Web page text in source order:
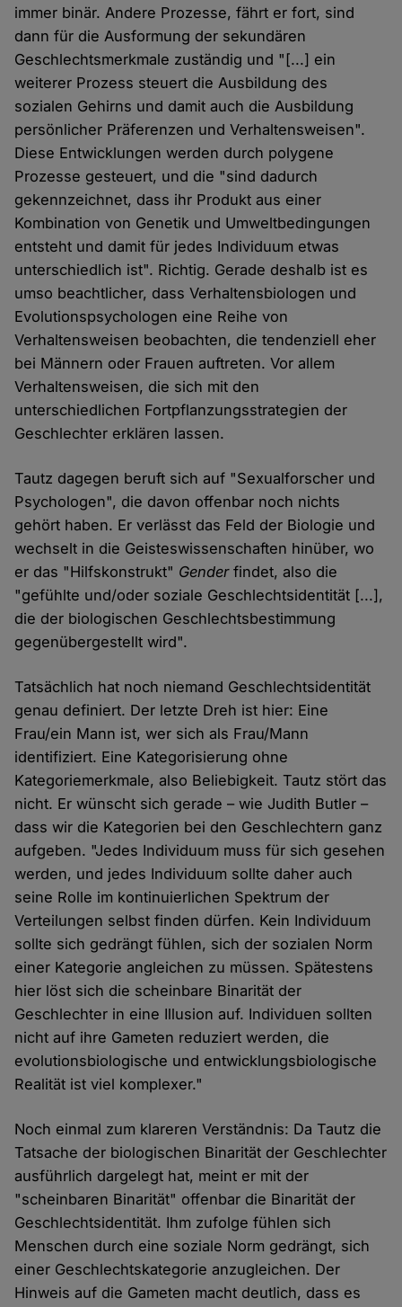
immer binär. Andere Prozesse, fährt er fort, sind
dann für die Ausformung der sekundären
Geschlechtsmerkmale zuständig und "[...] ein
weiterer Prozess steuert die Ausbildung des
sozialen Gehirns und damit auch die Ausbildung
persönlicher Präferenzen und Verhaltensweisen".
Diese Entwicklungen werden durch polygene
Prozesse gesteuert, und die "sind dadurch
gekennzeichnet, dass ihr Produkt aus einer
Kombination von Genetik und Umweltbedingungen
entsteht und damit für jedes Individuum etwas
unterschiedlich ist". Richtig. Gerade deshalb ist es
umso beachtlicher, dass Verhaltensbiologen und
Evolutionspsychologen eine Reihe von
Verhaltensweisen beobachten, die tendenziell eher
bei Männern oder Frauen auftreten. Vor allem
Verhaltensweisen, die sich mit den
unterschiedlichen Fortpflanzungsstrategien der
Geschlechter erklären lassen.
Tautz dagegen beruft sich auf "Sexualforscher und
Psychologen", die davon offenbar noch nichts
gehört haben. Er verlässt das Feld der Biologie und
wechselt in die Geisteswissenschaften hinüber, wo
er das "Hilfskonstrukt" Genderfindet, also die
"gefühlte und/oder soziale Geschlechtsidentität [...],
die der biologischen Geschlechtsbestimmung
gegenübergestellt wird".
Tatsächlich hat noch niemand Geschlechtsidentität
genau definiert. Der letzte Dreh ist hier: Eine
Frau/ein Mann ist, wer sich als Frau/Mann
identifiziert. Eine Kategorisierung ohne
Kategoriemerkmale, also Beliebigkeit. Tautz stört das
nicht. Er wünscht sich gerade – wie Judith Butler –
dass wir die Kategorien bei den Geschlechtern ganz
aufgeben. "Jedes Individuum muss für sich gesehen
werden, und jedes Individuum sollte daher auch
seine Rolle im kontinuierlichen Spektrum der
Verteilungen selbst finden dürfen. Kein Individuum
sollte sich gedrängt fühlen, sich der sozialen Norm
einer Kategorie angleichen zu müssen. Spätestens
hier löst sich die scheinbare Binarität der
Geschlechter in eine Illusion auf. Individuen sollten
nicht auf ihre Gameten reduziert werden, die
evolutionsbiologische und entwicklungsbiologische
Realität ist viel komplexer."
Noch einmal zum klareren Verständnis: Da Tautz die
Tatsache der biologischen Binarität der Geschlechter
ausführlich dargelegt hat, meint er mit der
"scheinbaren Binarität" offenbar die Binarität der
Geschlechtsidentität. Ihm zufolge fühlen sich
Menschen durch eine soziale Norm gedrängt, sich
einer Geschlechtskategorie anzugleichen. Der
Hinweis auf die Gameten macht deutlich, dass es